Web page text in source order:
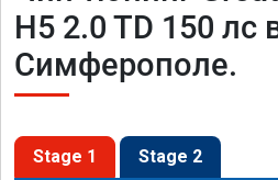
H5 2.0 TD 150 лс
Симферополе.
Stage 1 Stage 2